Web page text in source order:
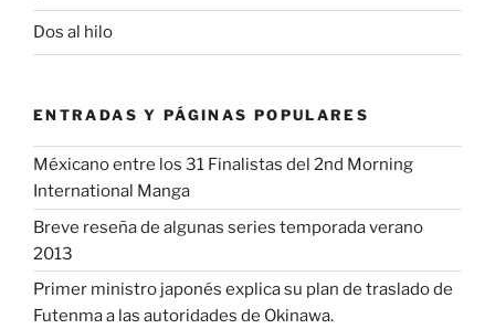
Dos al hilo
ENTRADAS Y PÁGINAS POPULARES
Méxicano entre los 31 Finalistas del 2nd Morning
International Manga
Breve reseña de algunas series temporada verano
2013
Primer ministro japonés explica su plan de traslado de
Futenma a las autoridades de Okinawa.